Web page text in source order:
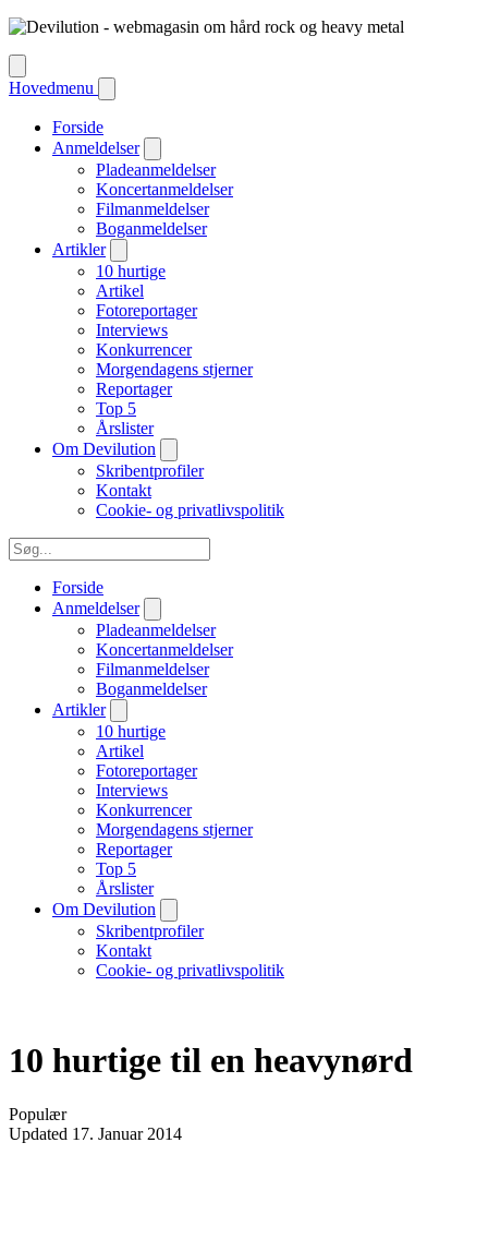
Hovedmenu
Forside
Anmeldelser
Pladeanmeldelser
Koncertanmeldelser
Filmanmeldelser
Boganmeldelser
Artikler
10 hurtige
Artikel
Fotoreportager
Interviews
Konkurrencer
Morgendagens stjerner
Reportager
Top 5
Årslister
Om Devilution
Skribentprofiler
Kontakt
Cookie- og privatlivspolitik
Forside
Anmeldelser
Pladeanmeldelser
Koncertanmeldelser
Filmanmeldelser
Boganmeldelser
Artikler
10 hurtige
Artikel
Fotoreportager
Interviews
Konkurrencer
Morgendagens stjerner
Reportager
Top 5
Årslister
Om Devilution
Skribentprofiler
Kontakt
Cookie- og privatlivspolitik
10 hurtige til en heavynørd
Populær
Updated 17. Januar 2014